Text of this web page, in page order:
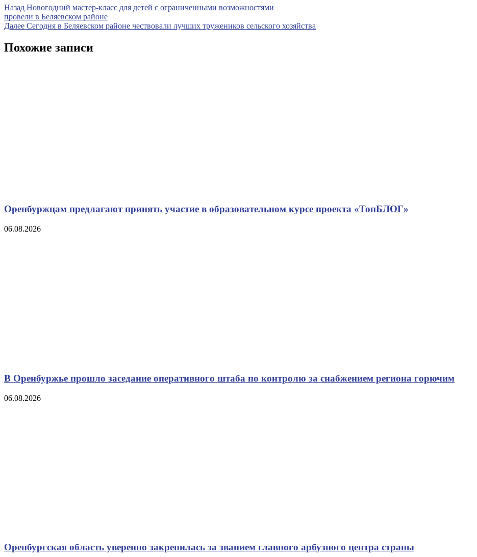
Навигация
по
Назад Предыдущая
запись
Новогодний мастер-класс для детей с ограниченными возможностями
провели в Беляевском районе
Далее Следующая
Сегодня в Беляевском районе чествовали лучших тружеников сельского хозяйства
Похожие записи
Оренбуржцам предлагают принять участие в образовательном курсе проекта «ТопБЛОГ»
06.08.2026
В Оренбуржье прошло заседание оперативного штаба по контролю за снабжением региона горючим
06.08.2026
Оренбургская область уверенно закрепилась за званием главного арбузного центра страны